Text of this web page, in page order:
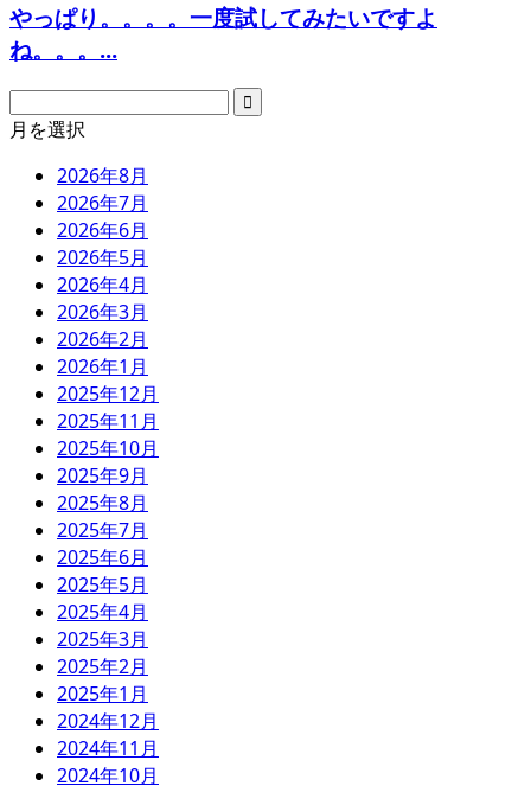
やっぱり。。。。一度試してみたいですよ
ね。。。...
月を選択
2026年8月
2026年7月
2026年6月
2026年5月
2026年4月
2026年3月
2026年2月
2026年1月
2025年12月
2025年11月
2025年10月
2025年9月
2025年8月
2025年7月
2025年6月
2025年5月
2025年4月
2025年3月
2025年2月
2025年1月
2024年12月
2024年11月
2024年10月